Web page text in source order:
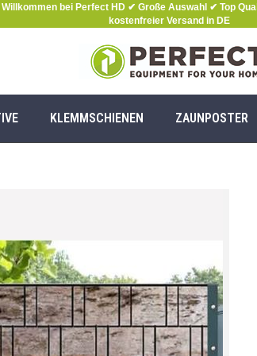
Willkommen bei Perfect HD ✔ Große Auswahl ✔ Top
kostenfreier Versand in DE
KLEMMSCHIENEN ZAUNPOSTER